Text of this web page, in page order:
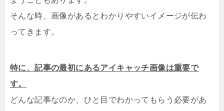
そんな時、画像があるとわかりやすいイメージが伝わ
ってきます。
特に、記事の最初にあるアイキャッチ画像は重要で
す。
どんな記事なのか、ひと目でわかってもらう必要があ